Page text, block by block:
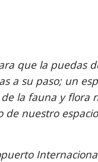
que la puedas
a su paso; un
la fauna y flora
nuestro